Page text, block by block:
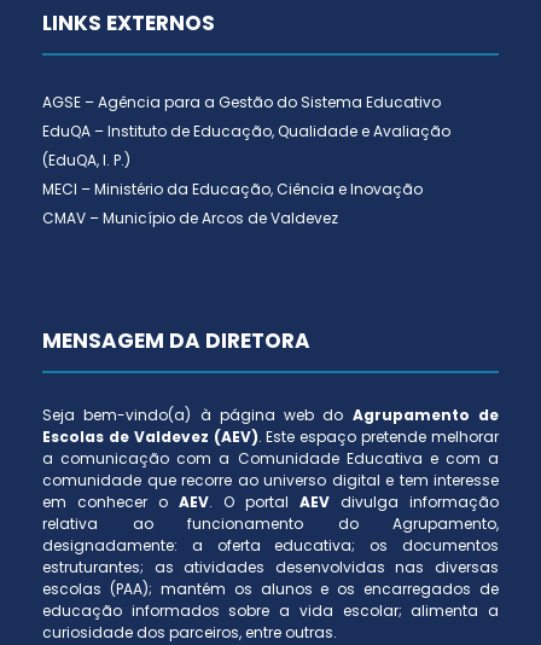
LINKS EXTERNOS
AGSE – Agência para a Gestão do Sistema Educativo
EduQA – Instituto de Educação, Qualidade e Avaliação
(EduQA, I. P.)
MECI – Ministério da Educação, Ciência e Inovação
CMAV – Município de Arcos de Valdevez
MENSAGEM DA DIRETORA
Seja bem-vindo(a) à página web do Agrupamento de
Escolas de Valdevez (AEV). Este espaço pretende melhorar
a comunicação com a Comunidade Educativa e com a
comunidade que recorre ao universo digital e tem interesse
em conhecer o AEV. O portal AEV divulga informação
relativa ao funcionamento do Agrupamento,
designadamente: a oferta educativa; os documentos
estruturantes; as atividades desenvolvidas nas diversas
escolas (PAA); mantém os alunos e os encarregados de
educação informados sobre a vida escolar; alimenta a
curiosidade dos parceiros, entre outras.